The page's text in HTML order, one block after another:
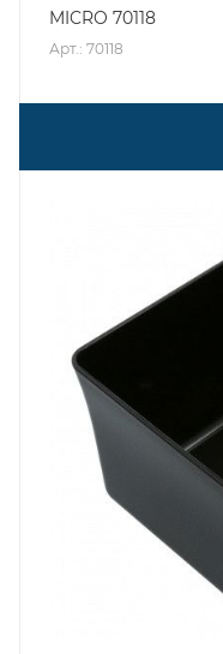
MICRO 70118
Арт.: 70118